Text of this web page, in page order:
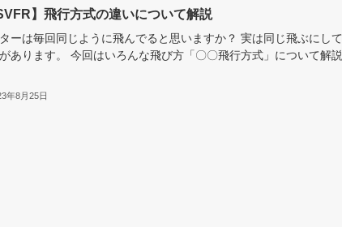
】飛行方式の違いについて解説
ーは毎回同じように飛んでると思いますか？ 実は同じ飛ぶにして
あります。 今回はいろんな飛び方「〇〇飛行方式」について解説
年8月25日